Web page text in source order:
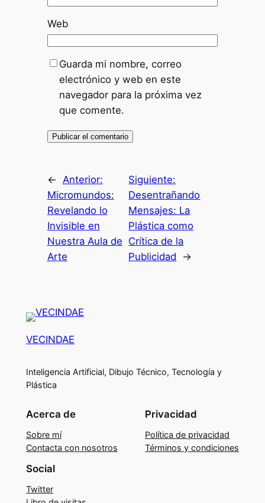
Web
Guarda mi nombre, correo
electrónico y web en este
navegador para la próxima vez
que comente.
← Anterior:
Micromundos:
Revelando lo
Invisible en
Nuestra Aula de
Arte
Siguiente:
Desentrañando
Mensajes: La
Plástica como
Crítica de la
Publicidad
→
VECINDAE
Inteligencia Artificial, Dibujo Técnico, Tecnología y
Plástica
Acerca de
Sobre mí
Contacta con nosotros
Privacidad
Política de privacidad
Términos y condiciones
Social
Twitter